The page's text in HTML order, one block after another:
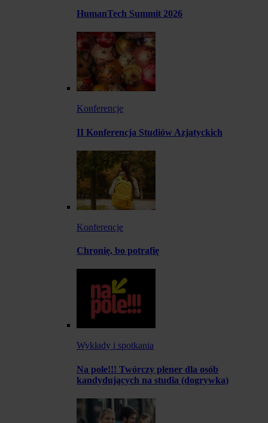
HumanTech Summit 2026
Konferencje
II Konferencja Studiów Azjatyckich
Konferencje
Chronię, bo potrafię
Wykłady i spotkania
Na pole!!! Twórczy plener dla osób
kandydujących na studia (dogrywka)